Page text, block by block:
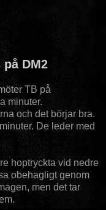
DM2
TB på
minuter.
och det börjar bra.
De leder med
hoptryckta vid nedre
obehagligt genom
men det tar